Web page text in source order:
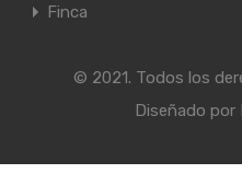
Finca
© 2021. Todos los
Diseñado por